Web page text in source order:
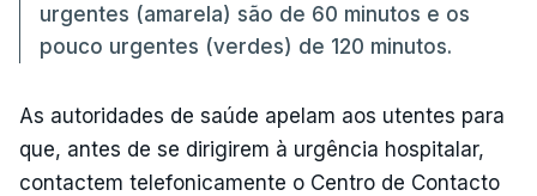
urgentes (amarela) são de 60 minutos e os
pouco urgentes (verdes) de 120 minutos.
As autoridades de saúde apelam aos utentes para
que, antes de se dirigirem à urgência hospitalar,
contactem telefonicamente o Centro de Contacto